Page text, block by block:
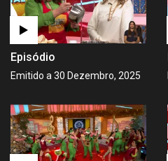
Episódio
Emitido a 30 Dezembro, 2025